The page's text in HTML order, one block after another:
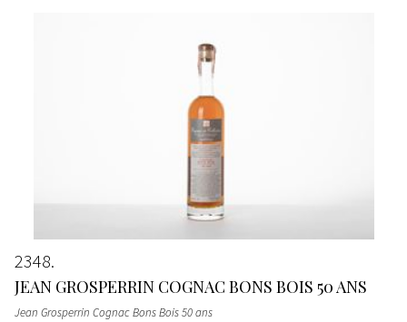
2348
JEAN GROSPERRIN COGNAC BONS BOIS 50 ANS
Jean Grosperrin Cognac Bons Bois 50 ans